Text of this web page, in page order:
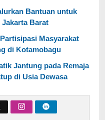
Bantuan untuk
Barat
Masyarakat
di Kotamobagu
Jantung pada Remaja
di Usia Dewasa